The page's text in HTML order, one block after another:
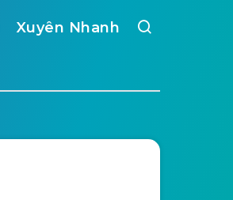
Xuyên Nhanh